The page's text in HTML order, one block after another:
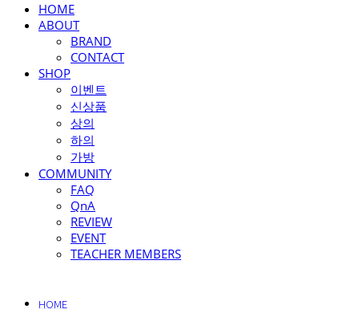
HOME
ABOUT
BRAND
CONTACT
SHOP
이벤트
신상품
상의
하의
가방
COMMUNITY
FAQ
QnA
REVIEW
EVENT
TEACHER MEMBERS
HOME